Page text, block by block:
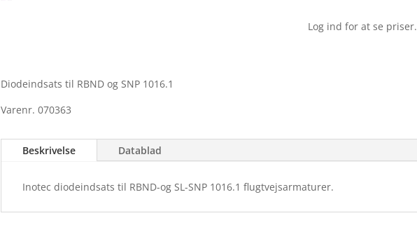
Log ind for at se priser.
Diodeindsats til RBND og SNP 1016.1
Varenr. 070363
Beskrivelse Datablad
Inotec diodeindsats til RBND-og SL-SNP 1016.1 flugtvejsarmaturer.